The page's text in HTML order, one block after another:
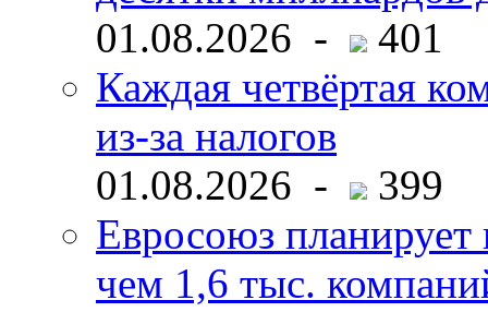
01.08.2026 -
401
Каждая четвёртая
из-за налогов
01.08.2026 -
399
Евросоюз планирует
чем 1,6 тыс.